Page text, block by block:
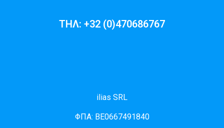
ΤΗΛ: +32 (0)470686767
ilias SRL
ΦΠΑ: BE0667491840